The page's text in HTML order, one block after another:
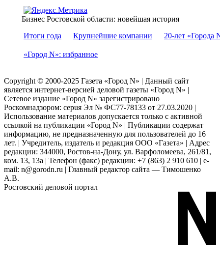
Бизнес Ростовской области: новейшая история
Итоги года
Крупнейшие компании 20-лет «Города
«Город N»: избранное
Copyright © 2000-2025 Газета «Город N» | Данный сайт
является интернет-версией деловой газеты «Город N» |
Сетевое издание «Город N» зарегистрировано
Роскомнадзором: серuя Эл № ФС77-78133 от 27.03.2020 |
Использование материалов допускается только с активной
ссылкой на публикации «Город N» | Публикации содержат
информацию, не предназначенную для пользователей до 16
лет. | Учредитель, издатель и редакция ООО «Газета» | Адрес
редакции: 344000, Ростов-на-Дону, ул. Варфоломеева, 261/81,
ком. 13, 13а | Телефон (факс) редакции: +7 (863) 2 910 610 | e-
mail: n@gorodn.ru | Главный редактор сайта — Тимошенко
А.В.
Ростовский деловой портал